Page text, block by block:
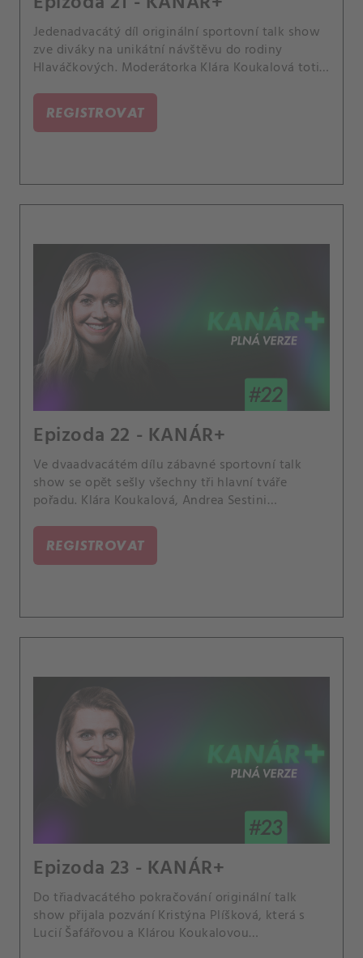
Jedenadvacátý díl originální sportovní talk show
zve diváky na unikátní návštěvu do rodiny
Hlaváčkových. Moderátorka Klára Koukalová totiž
vzpomínají na dětství, oprašují zábavné historky
či probírají falešnost v tenisovém zákulisí.
REGISTROVAT
Epizoda 22 - KANÁR+
Ve dvaadvacátém dílu zábavné sportovní talk
show se opět sešly všechny tři hlavní tváře
pořadu. Klára Koukalová, Andrea Sestini
dopingovou kauzu Markéty Vondroušové, české
triumfy na travnatých turnajích nebo dojmy
REGISTROVAT
Epizoda 23 - KANÁR+
Do třiadvacátého pokračování originální talk
show přijala pozvání Kristýna Plíšková, která s
Lucií Šafářovou a Klárou Koukalovou